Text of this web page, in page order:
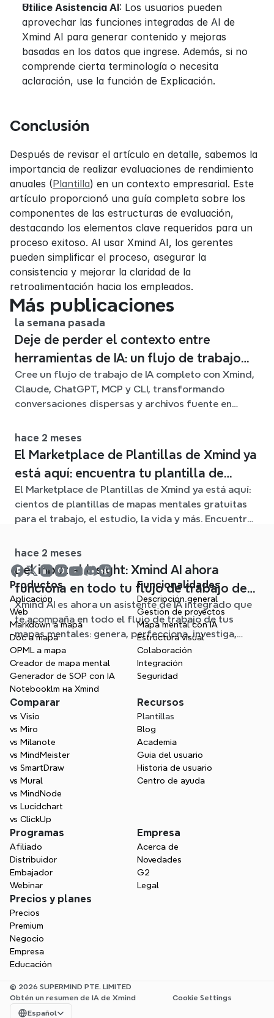
Utilice Asistencia AI: Los usuarios pueden
aprovechar las funciones integradas de AI de
Xmind AI para generar contenido y mejoras
basadas en los datos que ingrese. Además, si no
comprende cierta terminología o necesita
aclaración, use la función de Explicación.
Conclusión
Después de revisar el artículo en detalle, sabemos la
importancia de realizar evaluaciones de rendimiento
anuales (Plantilla) en un contexto empresarial. Este
artículo proporcionó una guía completa sobre los
componentes de las estructuras de evaluación,
destacando los elementos clave requeridos para un
proceso exitoso. Al usar Xmind AI, los gerentes
pueden simplificar el proceso, asegurar la
consistencia y mejorar la claridad de la
retroalimentación hacia los empleados.
Más publicaciones
la semana pasada
Deje de perder el contexto entre
herramientas de IA: un flujo de trabajo
conectado con Xmind
Cree un flujo de trabajo de IA completo con Xmind,
Claude, ChatGPT, MCP y CLI, transformando
conversaciones dispersas y archivos fuente en
hace 2 meses
El Marketplace de Plantillas de Xmind ya
está aquí: encuentra tu plantilla de
mapa mental para cualquier situación
El Marketplace de Plantillas de Xmind ya está aquí:
cientos de plantillas de mapas mentales gratuitas
para el trabajo, el estudio, la vida y más. Encuentra
blanco.
hace 2 meses
Del input al insight: Xmind AI ahora
funciona en todo tu flujo de trabajo de
mapa mental
Xmind AI es ahora un asistente de IA integrado que
te acompaña en todo el flujo de trabajo de tus
mapas mentales: genera, perfecciona, investiga,
planifica y exporta, todo sin salir de tu mapa.
Productos
Aplicación
Web
Markdown a mapa
Doc a mapa
OPML a mapa
Creador de mapa mental
Generador de SOP con IA
Notebooklm на Xmind
Funcionalidades
Descripción general
Gestión de proyectos
Mapa mental con IA
Estructura visual
Colaboración
Integración
Seguridad
Comparar
vs Visio
vs Miro
vs Milanote
vs MindMeister
vs SmartDraw
vs Mural
vs MindNode
vs Lucidchart
vs ClickUp
Recursos
Plantillas
Blog
Academia
Guía del usuario
Historia de usuario
Centro de ayuda
Programas
Afiliado
Distribuidor
Embajador
Webinar
Empresa
Acerca de
Novedades
G2
Legal
Precios y planes
Precios
Premium
Negocio
Empresa
Educación
© 2026 SUPERMIND PTE. LIMITED
Obtén un resumen de IA de Xmind
Cookie Settings
Select Language
Español